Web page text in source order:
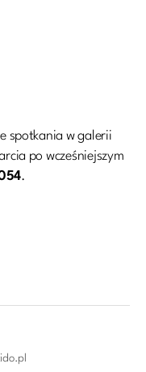
spotkania w galerii
po wcześniejszym
.